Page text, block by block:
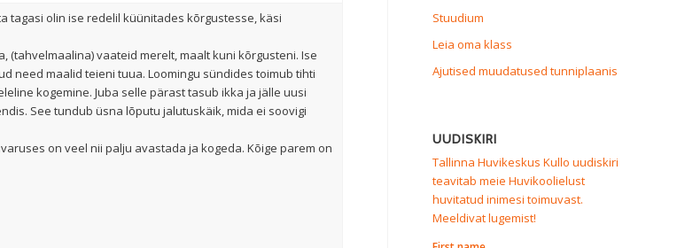
tagasi olin ise redelil küünitades kõrgustesse, käsi
vaateid merelt, maalt kuni kõrgusteni. Ise
need maalid teieni tuua. Loomingu sündides toimub tihti
kogemine. Juba selle pärast tasub ikka ja jälle uusi
See tundub üsna lõputu jalutuskäik, mida ei soovigi
on veel nii palju avastada ja kogeda. Kõige parem on
Stuudium
Leia oma klass
Ajutised muudatused tunniplaanis
UUDISKIRI
Tallinna Huvikeskus Kullo uudiskiri
teavitab meie Huvikoolielust
huvitatud inimesi toimuvast.
Meeldivat lugemist!